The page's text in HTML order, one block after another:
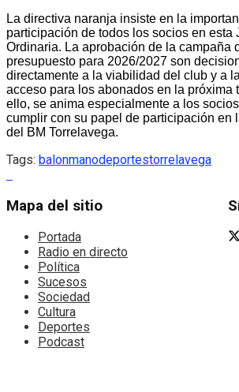
La directiva naranja insiste en la
participación de todos los socios en esta
Ordinaria. La aprobación de la campaña
presupuesto para 2026/2027 son
directamente a la viabilidad del club y a
acceso para los abonados en la próxima
ello, se anima especialmente a los
cumplir con su papel de participación en
del BM Torrelavega.
Tags: balonmanodeportestorrelavega
Mapa del sitio
Portada
Radio en directo
Política
Sucesos
Sociedad
Cultura
Deportes
Podcast